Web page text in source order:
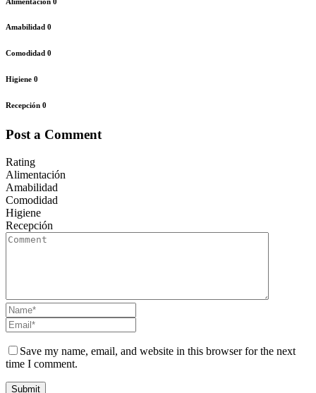
Amabilidad 0
Comodidad 0
Higiene 0
Recepción 0
Post a Comment
Rating
Alimentación
Amabilidad
Comodidad
Higiene
Recepción
Save my name, email, and website in this browser for the next
time I comment.